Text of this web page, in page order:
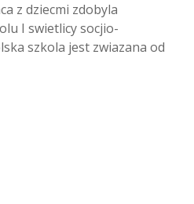
z dziecmi zdobyla
I swietlicy socjio-
szkola jest zwiazana od